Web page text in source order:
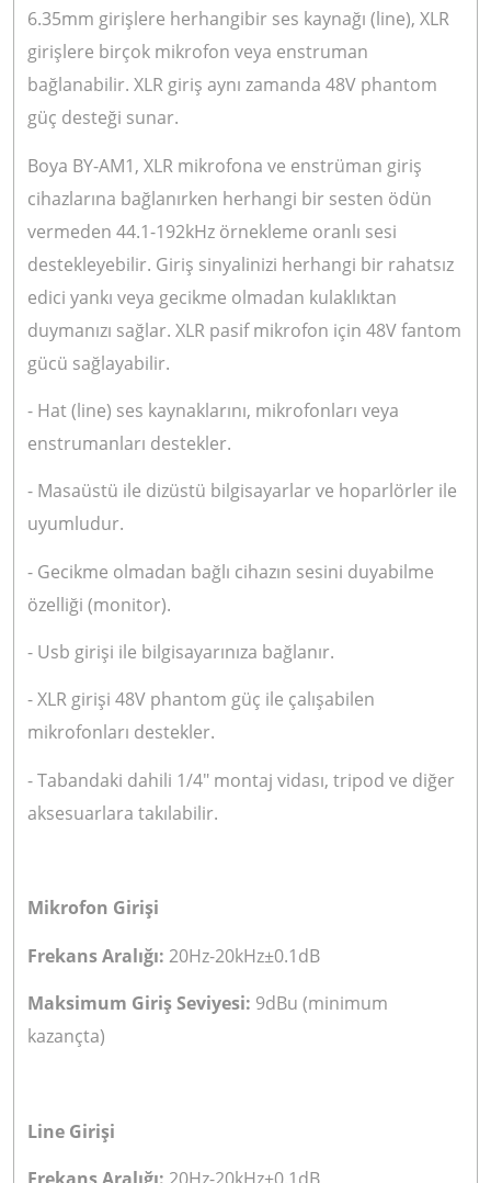
6.35mm girişlere herhangibir ses kaynağı (line), XLR
girişlere birçok mikrofon veya enstruman
bağlanabilir. XLR giriş aynı zamanda 48V phantom
güç desteği sunar.
Boya BY-AM1, XLR mikrofona ve enstrüman giriş
cihazlarına bağlanırken herhangi bir sesten ödün
vermeden 44.1-192kHz örnekleme oranlı sesi
destekleyebilir. Giriş sinyalinizi herhangi bir rahatsız
edici yankı veya gecikme olmadan kulaklıktan
duymanızı sağlar. XLR pasif mikrofon için 48V fantom
gücü sağlayabilir.
- Hat (line) ses kaynaklarını, mikrofonları veya
enstrumanları destekler.
- Masaüstü ile dizüstü bilgisayarlar ve hoparlörler ile
uyumludur.
- Gecikme olmadan bağlı cihazın sesini duyabilme
özelliği (monitor).
- Usb girişi ile bilgisayarınıza bağlanır.
- XLR girişi 48V phantom güç ile çalışabilen
mikrofonları destekler.
- Tabandaki dahili 1/4" montaj vidası, tripod ve diğer
aksesuarlara takılabilir.
Mikrofon Girişi
Frekans Aralığı: 20Hz-20kHz±0.1dB
Maksimum Giriş Seviyesi: 9dBu (minimum
kazançta)
Line Girişi